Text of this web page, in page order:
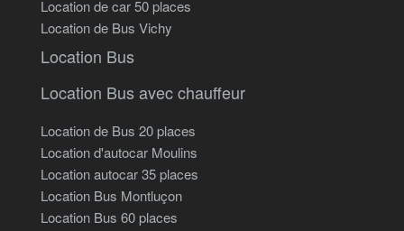
Location de car 50 places
Location de Bus Vichy
Location Bus
Location Bus avec chauffeur
Location de Bus 20 places
Location d'autocar Moulins
Location autocar 35 places
Location Bus Montluçon
Location Bus 60 places